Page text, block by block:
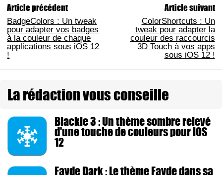
Article précédent
BadgeColors : Un tweak
pour adapter vos badges
à la couleur de chaque
applications sous iOS 12
!
Article suivant
ColorShortcuts : Un
tweak pour adapter la
couleur des raccourcis
3D Touch à vos apps
sous iOS 12 !
La rédaction vous conseille
Blackie 3 : Un thème sombre relevé
d'une touche de couleurs pour iOS
12
Fayde Dark : Le thème Fayde dans sa